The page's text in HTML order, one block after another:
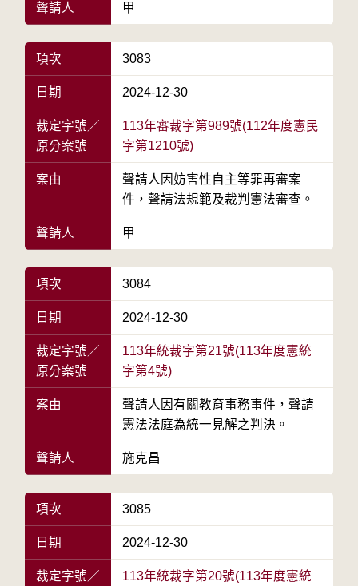
聲請人 甲
項次 3083
日期 2024-12-30
裁定字號／
原分案號
113年審裁字第989號(112年度憲民
字第1210號)
案由
聲請人因妨害性自主等罪再審案
件，聲請法規範及裁判憲法審查。
聲請人 甲
項次 3084
日期 2024-12-30
裁定字號／
原分案號
113年統裁字第21號(113年度憲統
字第4號)
案由
聲請人因有關教育事務事件，聲請
憲法法庭為統一見解之判決。
聲請人 施克昌
項次 3085
日期 2024-12-30
裁定字號／
113年統裁字第20號(113年度憲統